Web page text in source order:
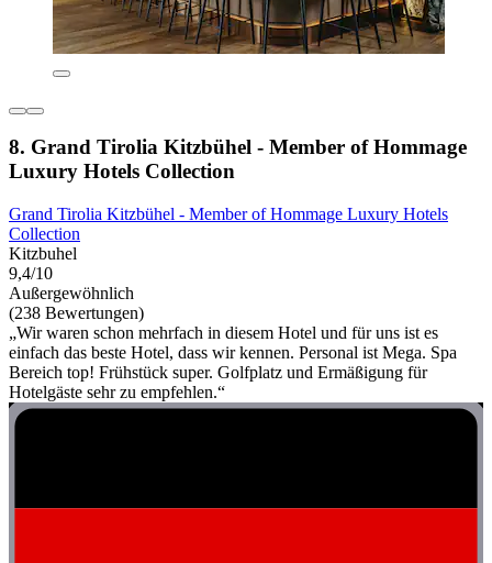
8. Grand Tirolia Kitzbühel - Member of Hommage
Luxury Hotels Collection
Grand Tirolia Kitzbühel - Member of Hommage Luxury Hotels
Collection
Kitzbuhel
9,4/10
Außergewöhnlich
(238 Bewertungen)
„Wir waren schon mehrfach in diesem Hotel und für uns ist es
einfach das beste Hotel, dass wir kennen. Personal ist Mega. Spa
Bereich top! Frühstück super. Golfplatz und Ermäßigung für
Hotelgäste sehr zu empfehlen.“